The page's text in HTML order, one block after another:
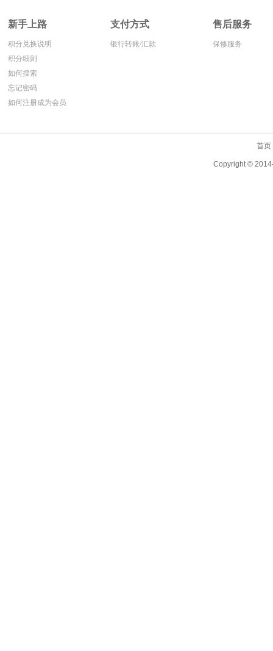
新手上路
积分兑换说明
积分细则
如何搜索
忘记密码
如何注册成为会员
支付方式
银行转账/汇款
售后服务
保修服务
首页
Copyright ©